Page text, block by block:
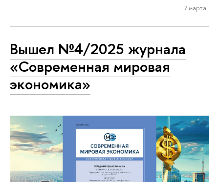
7 марта
Вышел №4/2025 журнала
«Современная мировая
экономика»